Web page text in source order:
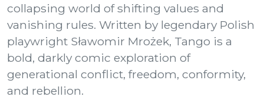
collapsing world of shifting values and
vanishing rules. Written by legendary Polish
playwright Sławomir Mrożek, Tango is a
bold, darkly comic exploration of
generational conflict, freedom, conformity,
and rebellion.